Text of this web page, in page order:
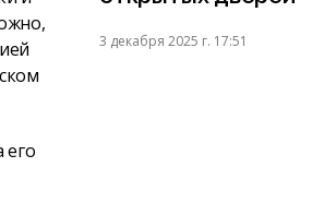
его
3 декабря 2025 г. 17:51